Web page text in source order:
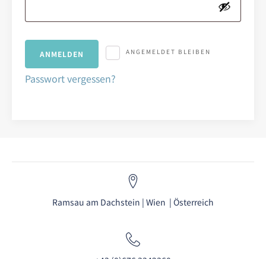
ANGEMELDET BLEIBEN
ANMELDEN
Passwort vergessen?
Ramsau am Dachstein | Wien | Österreich